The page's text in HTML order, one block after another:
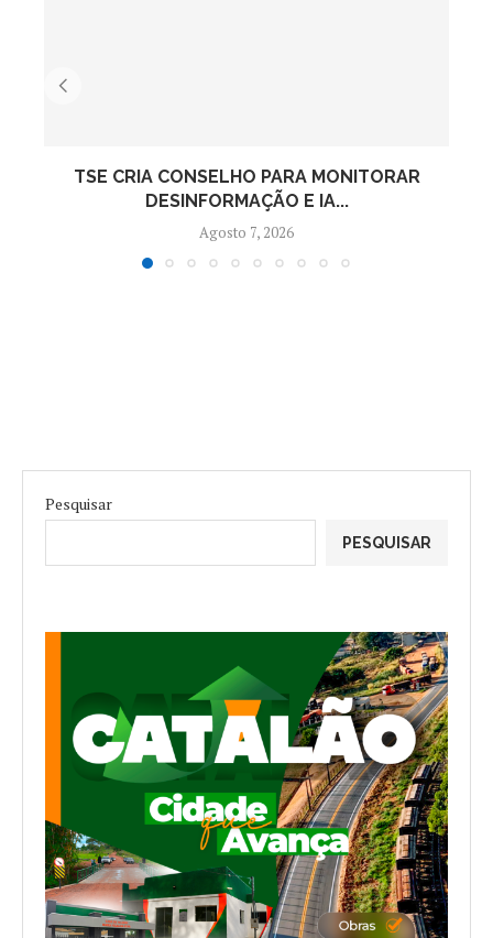
TSE CRIA CONSELHO PARA MONITORAR
DESINFORMAÇÃO E IA...
Agosto 7, 2026
Pesquisar
PESQUISAR